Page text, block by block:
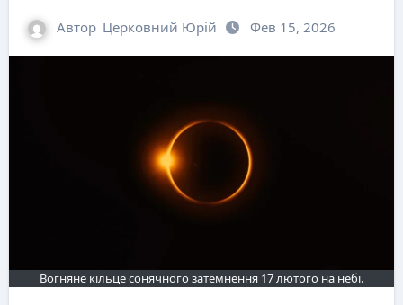
Автор Церковний Юрій Фев 15, 2026
Вогняне кільце сонячного затемнення 17 лютого на небі.